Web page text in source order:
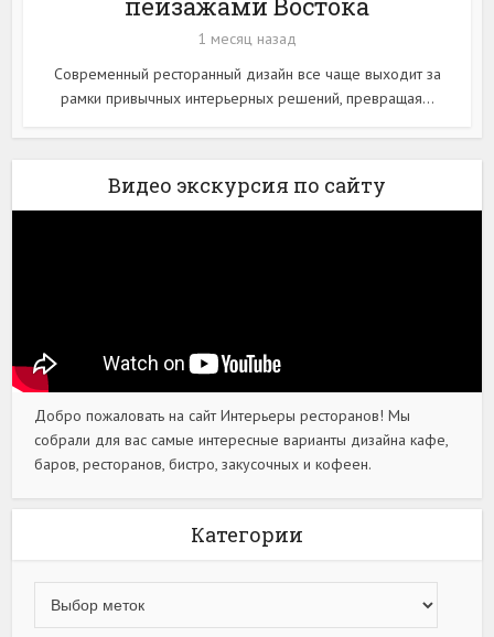
1 месяц назад
Современный ресторанный дизайн все чаще выходит за
рамки привычных интерьерных решений, превращая...
Видео экскурсия по сайту
Добро пожаловать на сайт Интерьеры ресторанов! Мы
собрали для вас самые интересные варианты дизайна кафе,
баров, ресторанов, бистро, закусочных и кофеен.
Категории